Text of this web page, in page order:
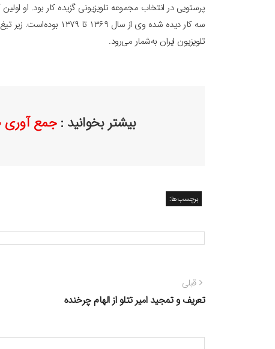
تلویزیون ایران به‌شمار می‌رود.
بیشتر بخوانید :جمع
برچسب‌ها:
راهبری
نوشته
قبلی
قبلی:
تعریف و تمجید امیر تتلو از الهام چرخنده